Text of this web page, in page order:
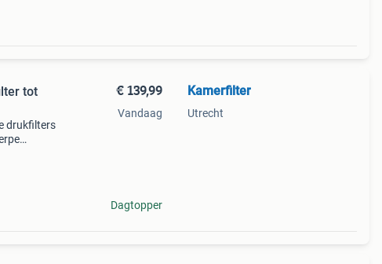
tot
drukfilters
€ 139,99
Vandaag
Dagtopper
Kamerfilter
Utrecht